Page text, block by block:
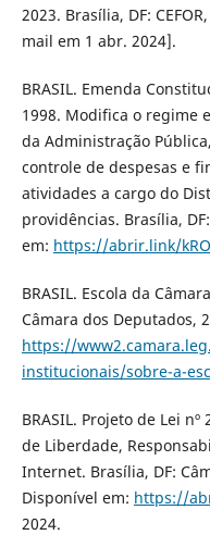
2023. Brasília, DF:
mail em 1 abr. 2024].
BRASIL. Emenda
1998. Modifica o regime
da Administração
controle de despesas e
atividades a cargo do
providências. Brasília,
em: https://abrir.link/
BRASIL. Escola da
Câmara dos Deputados,
https://
institucionais/sobre-a-
BRASIL. Projeto de Lei
de Liberdade,
Internet. Brasília, DF:
Disponível em: https://
2024.